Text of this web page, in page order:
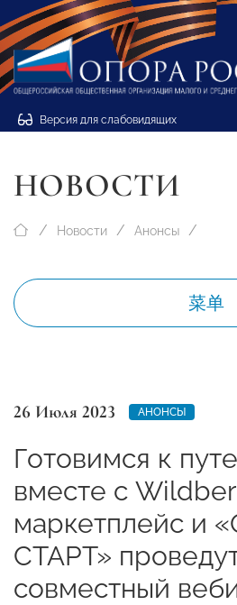
Версия для слабовидящих
НОВОСТИ
Новости Анонсы
菜单
26 Июля 2023 АНОНСЫ
Готовимся к
вместе с
маркетплейс и
СТАРТ»
совместный